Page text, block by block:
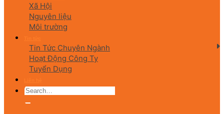
Xã Hội
Nguyên liệu
Môi trường
Tin Tức Chuyên Ngành
Hoạt Động Công Ty
Tuyển Dụng